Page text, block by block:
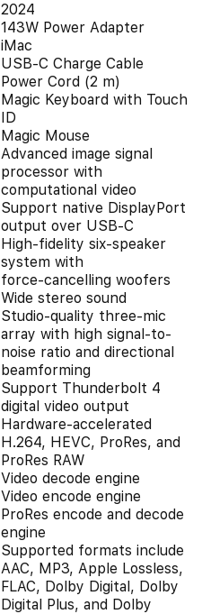
2024
143W Power Adapter
iMac
USB-C Charge Cable
Power Cord (2 m)
Magic Keyboard with Touch
ID
Magic Mouse
Advanced image signal
processor with
computational video
Support native DisplayPort
output over USB‑C
High‑fidelity six‑speaker
system with
force‑cancelling woofers
Wide stereo sound
Studio‑quality three-mic
array with high signal-to-
noise ratio and directional
beamforming
Support Thunderbolt 4
digital video output
Hardware-accelerated
H.264, HEVC, ProRes, and
ProRes RAW
Video decode engine
Video encode engine
ProRes encode and decode
engine
Supported formats include
AAC, MP3, Apple Lossless,
FLAC, Dolby Digital, Dolby
Digital Plus, and Dolby